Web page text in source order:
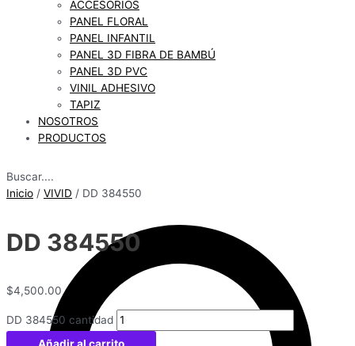
ACCESORIOS
PANEL FLORAL
PANEL INFANTIL
PANEL 3D FIBRA DE BAMBÚ
PANEL 3D PVC
VINIL ADHESIVO
TAPIZ
NOSOTROS
PRODUCTOS
Buscar....
Inicio / VIVID / DD 384550
DD 384550
$4,500.00
DD 384550 cantidad